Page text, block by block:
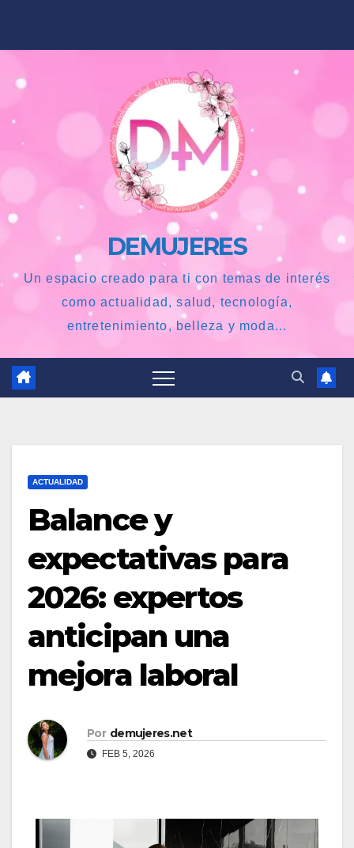
DEMUJERES
Un espacio creado para ti con temas de interés
como actualidad, salud, tecnología,
entretenimiento, belleza y moda...
ACTUALIDAD
Balance y
expectativas para
2026: expertos
anticipan una
mejora laboral
Por demujeres.net
FEB 5, 2026